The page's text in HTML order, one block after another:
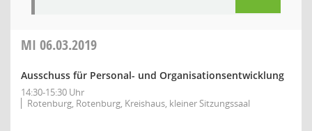
MI 06.03.2019
Ausschuss für Personal- und Organisationsentwicklung
14:30-15:30 Uhr
Rotenburg, Rotenburg, Kreishaus, kleiner Sitzungssaal